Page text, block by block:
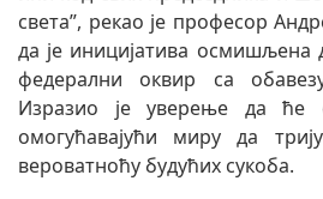
света”, рекао је професор
да је иницијатива
федерални оквир са
Изразио је уверење да ће
омогућавајући миру да
вероватноћу будућих сукоба.